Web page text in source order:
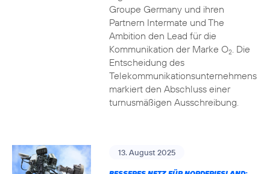
Groupe Germany und ihren
Partnern Intermate und The
Ambition den Lead für die
Kommunikation der Marke O2. Die
Entscheidung des
Telekommunikationsunternehmens
markiert den Abschluss einer
turnusmäßigen Ausschreibung.
13. August 2025